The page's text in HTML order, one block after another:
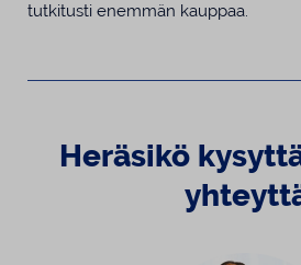
tutkitusti enemmän kauppaa.
Heräsikö